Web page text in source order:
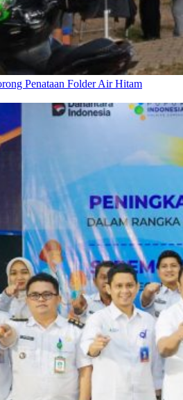
Penataan Folder Air Hitam